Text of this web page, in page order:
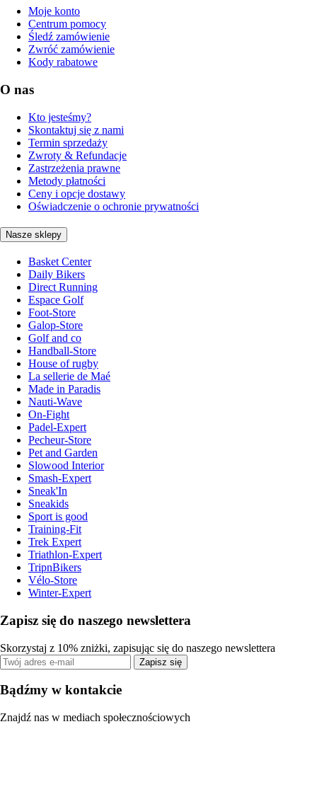
Moje konto
Centrum pomocy
Śledź zamówienie
Zwróć zamówienie
Kody rabatowe
O nas
Kto jesteśmy?
Skontaktuj się z nami
Termin sprzedaży
Zwroty & Refundacje
Zastrzeżenia prawne
Metody płatności
Ceny i opcje dostawy
Oświadczenie o ochronie prywatności
Nasze sklepy
Basket Center
Daily Bikers
Direct Running
Espace Golf
Foot-Store
Galop-Store
Golf and co
Handball-Store
House of rugby
La sellerie de Maé
Made in Paradis
Nauti-Wave
On-Fight
Padel-Expert
Pecheur-Store
Pet and Garden
Slowood Interior
Smash-Expert
Sneak'In
Sneakids
Sport is good
Training-Fit
Trek Expert
Triathlon-Expert
TripnBikers
Vélo-Store
Winter-Expert
Zapisz się do naszego newslettera
Skorzystaj z 10% zniżki, zapisując się do naszego newslettera
Zapisz się
Bądźmy w kontakcie
Znajdź nas w mediach społecznościowych